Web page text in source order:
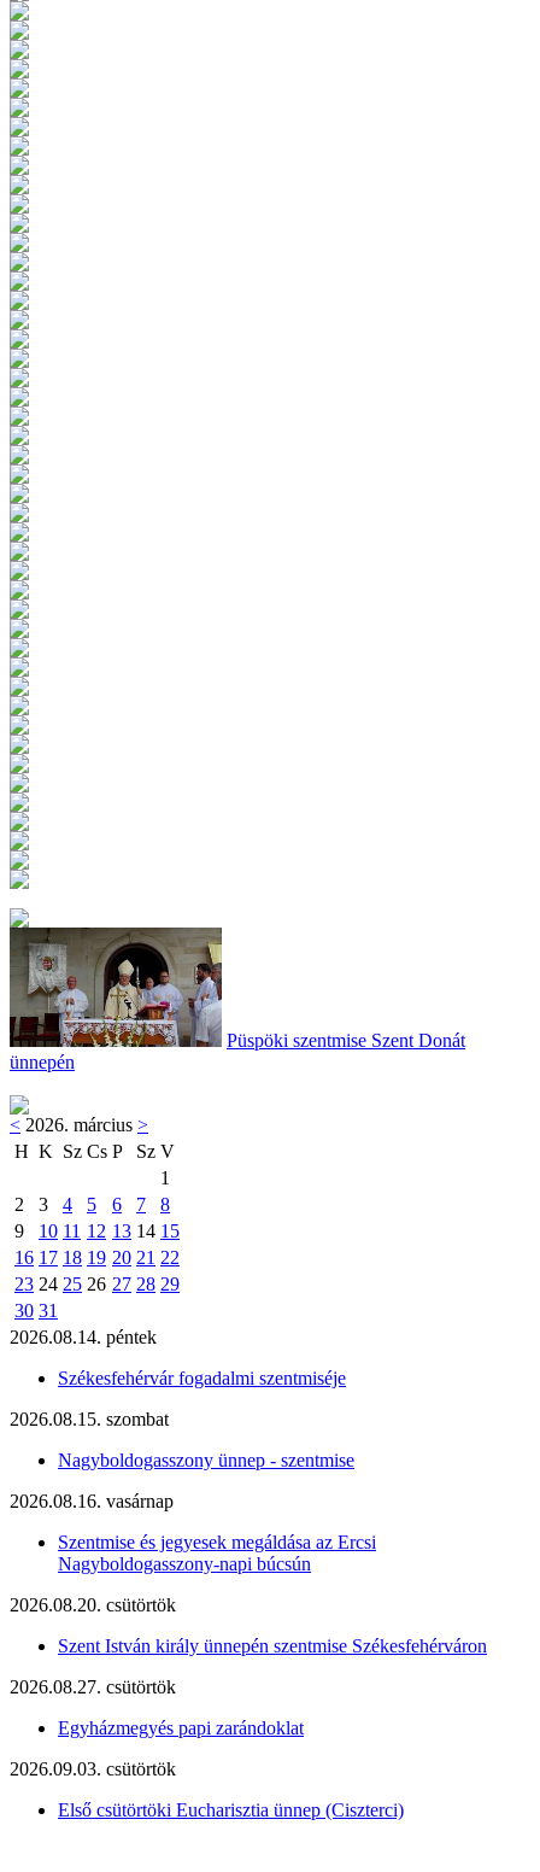
Püspöki szentmise Szent Donát
ünnepén
< 2026. március >
H K Sz Cs P Sz V
1
2
3 4 5 6 7
8
9
10 11 12 13 14 15
16 17 18 19 20 21 22
23 24 25 26 27 28 29
30 31
2026.08.14. péntek
Székesfehérvár fogadalmi szentmiséje
2026.08.15. szombat
Nagyboldogasszony ünnep - szentmise
2026.08.16. vasárnap
Szentmise és jegyesek megáldása az Ercsi
Nagyboldogasszony-napi búcsún
2026.08.20. csütörtök
Szent István király ünnepén szentmise Székesfehérváron
2026.08.27. csütörtök
Egyházmegyés papi zarándoklat
2026.09.03. csütörtök
Első csütörtöki Eucharisztia ünnep (Ciszterci)